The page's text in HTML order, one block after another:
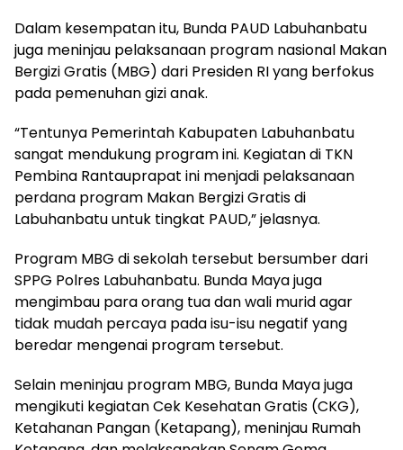
Dalam kesempatan itu, Bunda PAUD Labuhanbatu
juga meninjau pelaksanaan program nasional Makan
Bergizi Gratis (MBG) dari Presiden RI yang berfokus
pada pemenuhan gizi anak.
“Tentunya Pemerintah Kabupaten Labuhanbatu
sangat mendukung program ini. Kegiatan di TKN
Pembina Rantauprapat ini menjadi pelaksanaan
perdana program Makan Bergizi Gratis di
Labuhanbatu untuk tingkat PAUD,” jelasnya.
Program MBG di sekolah tersebut bersumber dari
SPPG Polres Labuhanbatu. Bunda Maya juga
mengimbau para orang tua dan wali murid agar
tidak mudah percaya pada isu-isu negatif yang
beredar mengenai program tersebut.
Selain meninjau program MBG, Bunda Maya juga
mengikuti kegiatan Cek Kesehatan Gratis (CKG),
Ketahanan Pangan (Ketapang), meninjau Rumah